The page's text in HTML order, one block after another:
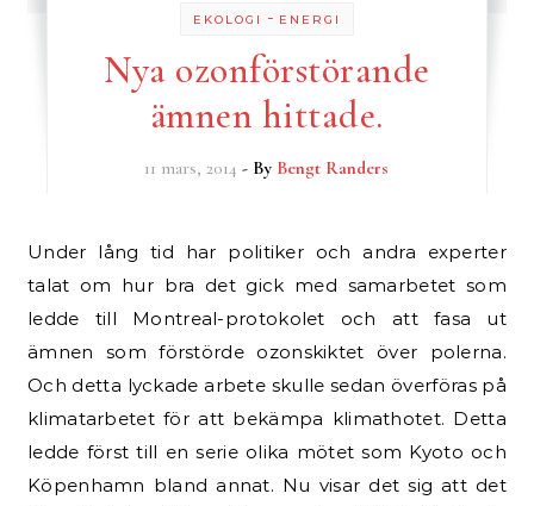
EKOLOGI - ENERGI
Nya ozonförstörande
ämnen hittade.
11 mars, 2014 - By Bengt Randers
Under lång tid har politiker och andra experter
talat om hur bra det gick med samarbetet som
ledde till Montreal-protokolet och att fasa ut
ämnen som förstörde ozonskiktet över polerna.
Och detta lyckade arbete skulle sedan överföras på
klimatarbetet för att bekämpa klimathotet. Detta
ledde först till en serie olika mötet som Kyoto och
Köpenhamn bland annat. Nu visar det sig att det